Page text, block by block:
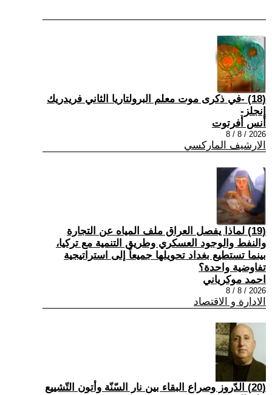
(18) -في ذكرى موت معلم البرولتاريا الثاني فريدريك
إنجلز-
أنس أفرتوت
2026 / 8 / 8
الارشيف الماركسي
(19) لماذا يفصل العراق ملف المياه عن التجارة
والنفط والوجود العسكري وطريق التنمية مع تركيا،
بينما تستطيع بغداد تحويلها جميعاً إلى استراتيجية
تفاوضية واحدة؟
احمد موكرياني
2026 / 8 / 8
الادارة و الاقتصاد
(20) الدّروز وصراع البقاء بين نار السّنّة وأتون التّشييع